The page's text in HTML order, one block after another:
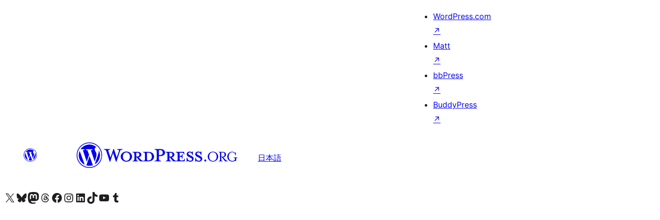
WordPress.com
↗
Matt
↗
bbPress
↗
BuddyPress
↗
日本語
X (旧 Twitter) アカウントへBluesky アカウントへMastodon アカウントへThreads アカウントへ Facebook ページへInstagram アカウントへ LinkedIn アカウントへTikTok アカウントへYouTube チャンネルへ Tumblr アカウントへ